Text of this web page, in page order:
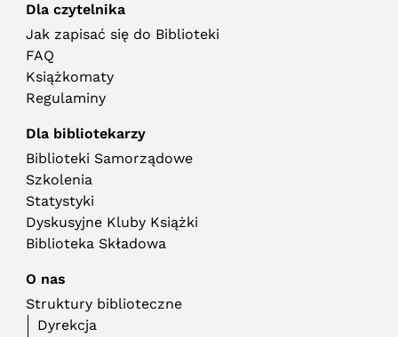
Dla czytelnika
Jak zapisać się do Biblioteki
FAQ
Książkomaty
Regulaminy
Dla bibliotekarzy
Biblioteki Samorządowe
Szkolenia
Statystyki
Dyskusyjne Kluby Książki
Biblioteka Składowa
O nas
Struktury biblioteczne
Dyrekcja